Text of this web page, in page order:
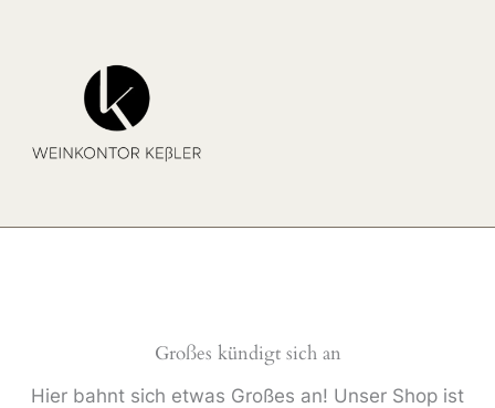
Großes kündigt sich an
Hier bahnt sich etwas Großes an! Unser Shop ist